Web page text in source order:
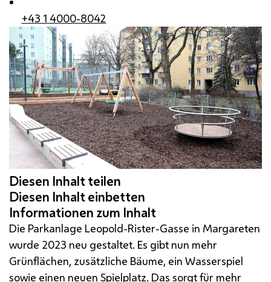
+43 1 4000-8042
Die Parkanlage Leopold-Rister-Gasse in Margareten
wurde 2023 neu gestaltet. Es gibt nun mehr
Grünflächen, zusätzliche Bäume, ein Wasserspiel
sowie einen neuen Spielplatz. Das sorgt für mehr